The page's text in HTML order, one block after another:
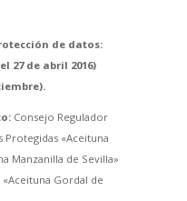
de datos:
27 de abril 2016)
Consejo Regulador
Protegidas «Aceituna
Manzanilla de Sevilla»
Gordal de